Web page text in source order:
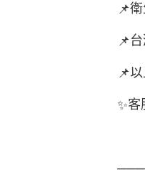
📌
📌
📌
✨客
───